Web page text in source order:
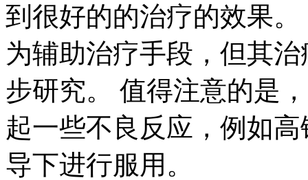
到很好的的治疗的效果
为辅助治疗手段，但其
步研究。 值得注意的是
起一些不良反应，例如
导下进行服用。